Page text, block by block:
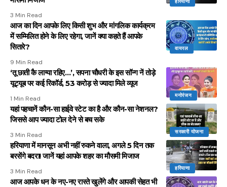
3 Min Read
वायरल
आज का दिन आपके लिए किसी शुभ और मांगलिक कार्यक्रम
में सम्मिलित होने के लिए रहेगा, जानें क्या कहते हैं आपके
सितारे?
9 Min Read
मनोरंजन
‘तू छाती कै लाग्या रहिए…’, सपना चौधरी के इस सॉन्ग नें तोड़े
यूट्यूब पर कई रिकॉर्ड, 53 करोड़ से ज्यादा मिले व्यूज
1 Min Read
सरकारी योजना
यहां पहचानें कौन-सा हाईवे स्टेट का है और कौन-सा नेशनल?
जिससे आप ज्यादा टोल देने से बच सके
3 Min Read
हरियाणा
हरियाणा में मानसून अभी नहीं रुकने वाला, अगले 5 दिन तक
बरसेंगे बदरा! जानें यहां आपके शहर का मौसमी मिजाज
3 Min Read
आज आपके धन के नए-नए रास्ते खुलेंगे और आपकी सेहत भी